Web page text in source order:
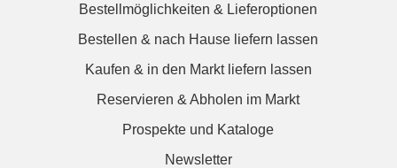
Bestellmöglichkeiten & Lieferoptionen
Bestellen & nach Hause liefern lassen
Kaufen & in den Markt liefern lassen
Reservieren & Abholen im Markt
Prospekte und Kataloge
Newsletter